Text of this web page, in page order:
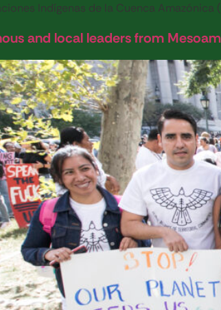
Indígenas de la Cuenca Amazónica
and local leaders from